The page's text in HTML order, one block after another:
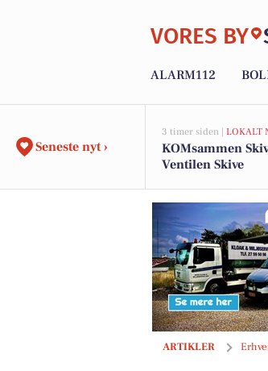
VORES BY
ALARM112
Seneste nyt ›
3 timer siden | LOKALT
KOMsammen
Ventilen Skive
ARTIKLER
Oplev Japans